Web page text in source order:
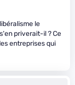
le
priverait-il ? Ce
entreprises qui